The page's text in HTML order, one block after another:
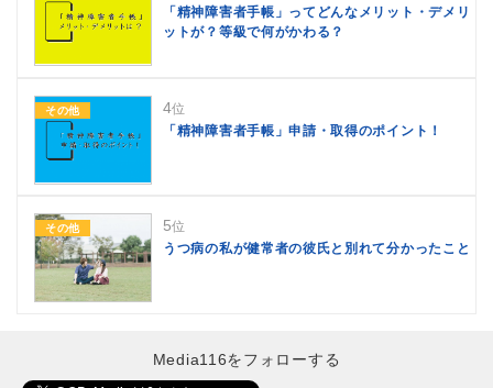
「精神障害者手帳」ってどんなメリット・デメリ
ットが？等級で何がかわる？
その他 4位
「精神障害者手帳」申請・取得のポイント！
その他 5位
うつ病の私が健常者の彼氏と別れて分かったこと
Media116をフォローする